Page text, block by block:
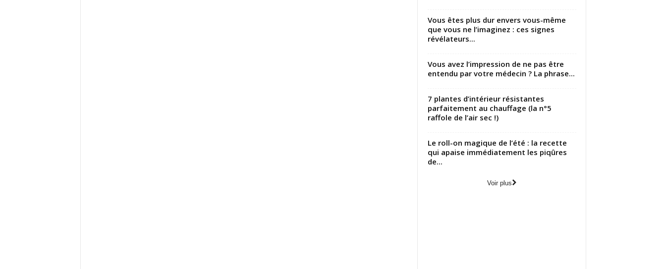
Vous êtes plus dur envers vous-même
que vous ne l’imaginez : ces signes
révélateurs...
Vous avez l’impression de ne pas être
entendu par votre médecin ? La phrase...
7 plantes d’intérieur résistantes
parfaitement au chauffage (la n°5
raffole de l’air sec !)
Le roll-on magique de l’été : la recette
qui apaise immédiatement les piqûres
de...
Voir plus